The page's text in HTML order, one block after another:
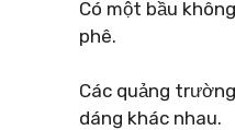
Có một bầu
phê.
Các quảng
dáng khác nhau.